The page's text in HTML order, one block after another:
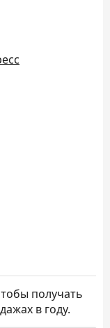
получать
в году.